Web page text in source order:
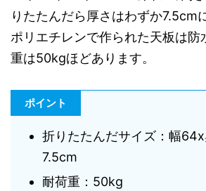
りたたんだら厚さはわずか7.5cm
ポリエチレンで作られた天板は防
重は50kgほどあります。
ポイント
折りたたんだサイズ：幅
7.5cm
耐荷重：50kg